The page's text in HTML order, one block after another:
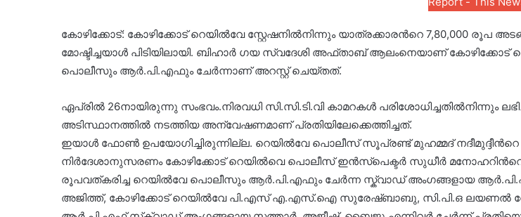
കോഴിക്കോട്: കോഴിക്കോട് റെയിൽവേ സ്റ്റേഷനിൽനിന്നും യാത്രക്കാരന്‍റെ 7,80,000 രൂപ
മോഷ്ടിച്ചയാൾ പിടിയിലായി. ബിഹാർ ഗയ സ്വദേശി അഫ്താബ് ആലംനെയാണ് കോഴിക്കോട്
പൊലീസും ആർ.പി.എഫും ചേർന്നാണ് അറസ്റ്റ് ചെയ്തത്.
ഏപ്രിൽ 26നായിരുന്നു സംഭവം.നിരവധി സി.സി.ടി.വി കാമറകൾ പരിശോധിച്ചതിൽനിന്നും
അടിസ്ഥാനത്തിൽ നടത്തിയ അന്വേഷണമാണ് പ്രതിയിലേക്കെത്തിച്ചത്.
ഇയാൾ ഫോൺ ഉപയോഗിച്ചിരുന്നില്ല. റെയിൽവേ പൊലീസ് സൂപ്രണ്ട് മുഹമ്മദ് നദീമുദ്ദീന്‍റെ
നിർദേശാനുസരണം കോഴിക്കോട് റെയിൽവെ പൊലീസ് ഇൻസ്പെക്ടർ സുധീർ
രൂപവത്കരിച്ച റെയിൽവേ പൊലീസും ആർ.പി.എഫും ചേർന്ന സ്ക്വാഡ് അംഗങ്ങളായ
അജിത്ത്, കോഴിക്കോട് റെയിൽവേ പി.എസ് എ.എസ്.ഐ സുരേഷ്ബാബു, സി.പി.ഒ ലയണൽ